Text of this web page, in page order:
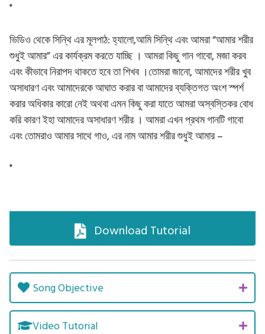
Download Tutorial
"
ভিডিও থেকে সিন্থি এর মূলপাঠ: হ্যালো,আমি সিন্থি এবং আমরা “আমার শরীর
শুধুই আমার” এর কার্যক্রম করতে যাচ্ছি । আমরা কিছু গান গাবো, মজা করব
এবং কীভাবে নিরাপদ থাকতে হবে তা শিখব ।তোমরা জানো, আমাদের শরীর খুব
অসাধারণ এবং আমাদেরকে আঘাত করার বা আমাদের ব্যক্তিগত অংশ স্পর্শ
করার অধিকার কারো নেই অথবা এমন কিছু করা যাতে আমরা অস্বস্তিকর বোধ
করি কারণ ইহা আমাদের অসাধারণ শরীর । আমরা এখন প্রথম গানটি গাবো
এবং তোমরাও আমার সাথে গাও, এর নাম আমার শরীর শুধুই আমার –
"
Song Objective
Video Tutorial